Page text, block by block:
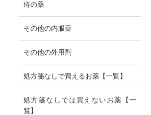
痔の薬
その他の内服薬
その他の外用剤
処方箋なしで買えるお薬【一覧】
処方箋なしでは買えないお薬【一
覧】